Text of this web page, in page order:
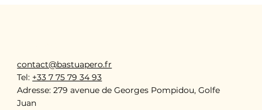
contact@bastuapero.fr
Tel: +33 7 75 79 34 93
Adresse: 279 avenue de Georges Pompidou, Golfe
Juan